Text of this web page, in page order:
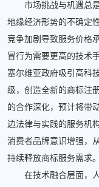
市场挑战与机遇总是
地缘经济形势的不确定
竞争加剧导致服务价格
冒行为需要更高的技术
塞尔维亚政府吸引高科
级，创造全新的商标注
的合作深化，预计将带
边法律与实践的服务机
消费者品牌意识增强，
持续释放商标服务需求。
在技术融合层面，人